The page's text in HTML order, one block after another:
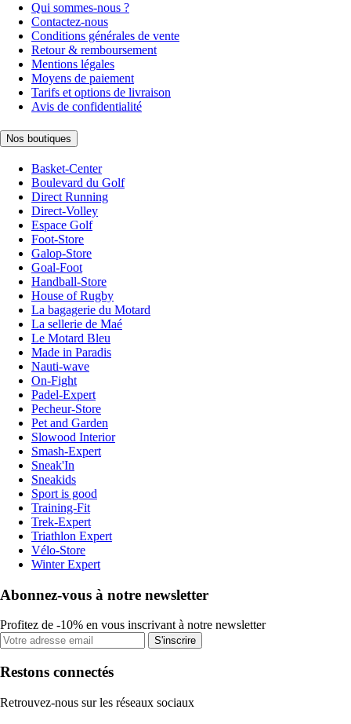
Qui sommes-nous ?
Contactez-nous
Conditions générales de vente
Retour & remboursement
Mentions légales
Moyens de paiement
Tarifs et options de livraison
Avis de confidentialité
Nos boutiques
Basket-Center
Boulevard du Golf
Direct Running
Direct-Volley
Espace Golf
Foot-Store
Galop-Store
Goal-Foot
Handball-Store
House of Rugby
La bagagerie du Motard
La sellerie de Maé
Le Motard Bleu
Made in Paradis
Nauti-wave
On-Fight
Padel-Expert
Pecheur-Store
Pet and Garden
Slowood Interior
Smash-Expert
Sneak'In
Sneakids
Sport is good
Training-Fit
Trek-Expert
Triathlon Expert
Vélo-Store
Winter Expert
Abonnez-vous à notre newsletter
Profitez de -10% en vous inscrivant à notre newsletter
S'inscrire
Restons connectés
Retrouvez-nous sur les réseaux sociaux